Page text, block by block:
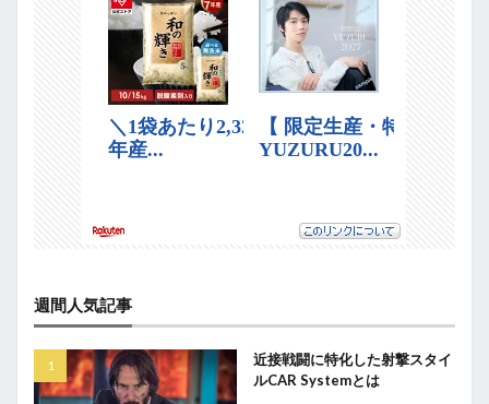
週間人気記事
近接戦闘に特化した射撃スタイ
ルCAR Systemとは